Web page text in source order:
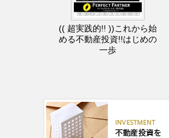
(( 超実践的!! ))これから始
める不動産投資!!はじめの
一歩